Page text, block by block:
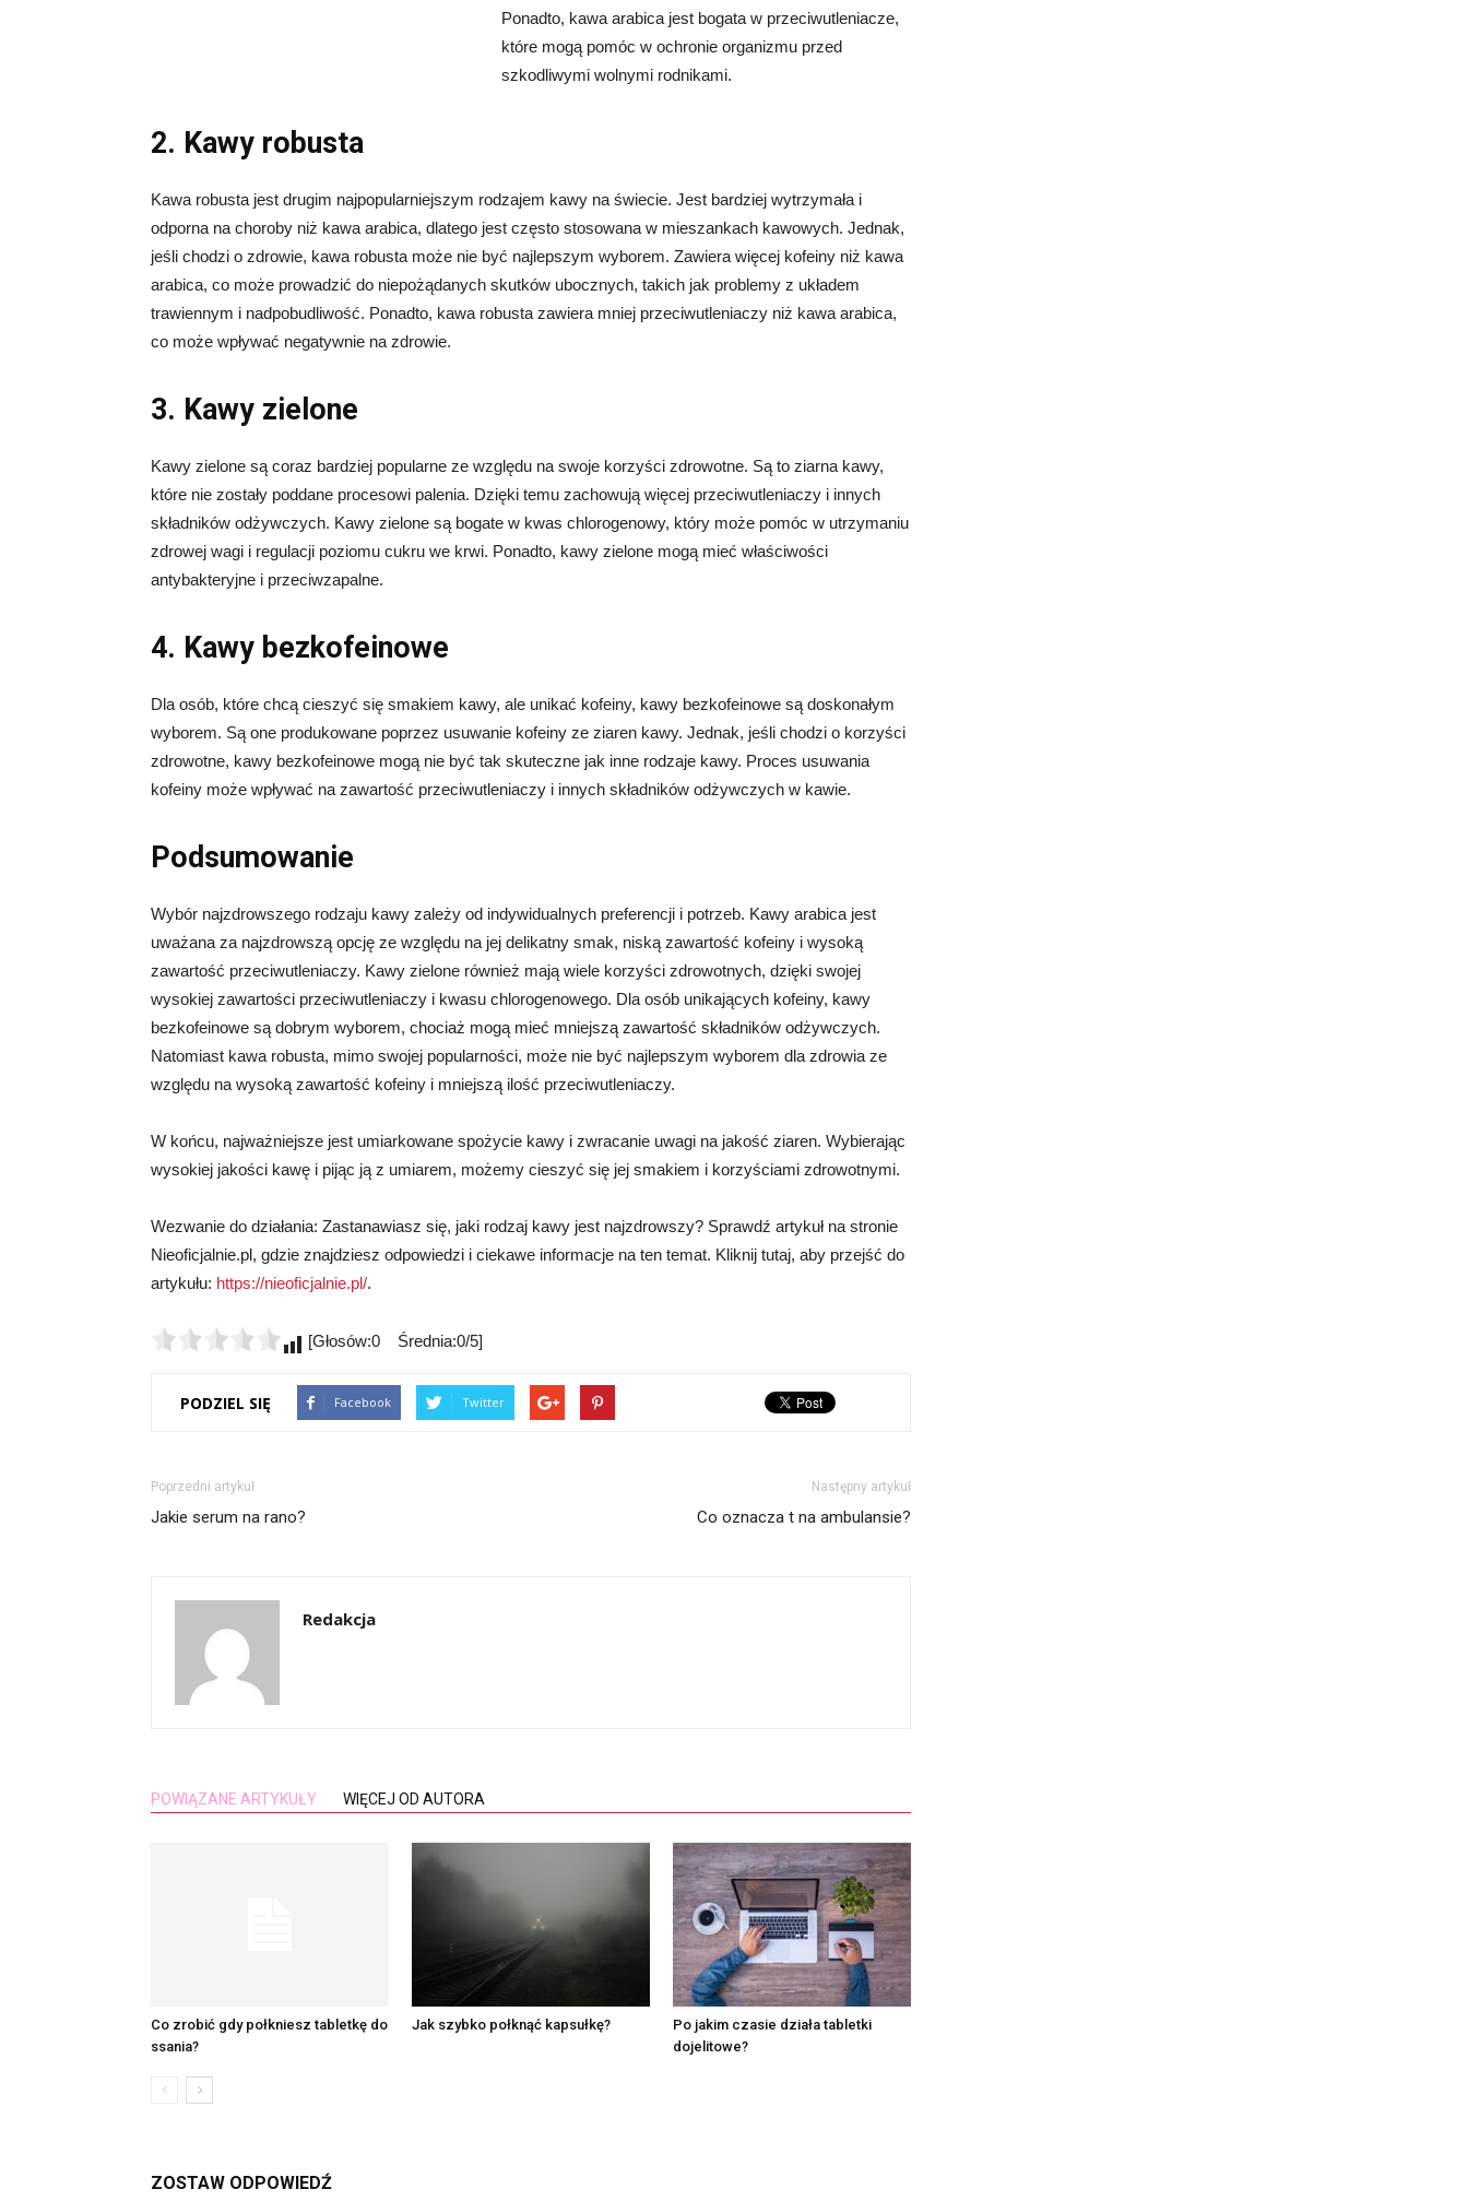
Ponadto, kawa arabica jest bogata w przeciwutleniacze,
które mogą pomóc w ochronie organizmu przed
szkodliwymi wolnymi rodnikami.
2. Kawy robusta
Kawa robusta jest drugim najpopularniejszym rodzajem kawy na świecie. Jest bardziej wytrzymała i
odporna na choroby niż kawa arabica, dlatego jest często stosowana w mieszankach kawowych. Jednak,
jeśli chodzi o zdrowie, kawa robusta może nie być najlepszym wyborem. Zawiera więcej kofeiny niż kawa
arabica, co może prowadzić do niepożądanych skutków ubocznych, takich jak problemy z układem
trawiennym i nadpobudliwość. Ponadto, kawa robusta zawiera mniej przeciwutleniaczy niż kawa arabica,
co może wpływać negatywnie na zdrowie.
3. Kawy zielone
Kawy zielone są coraz bardziej popularne ze względu na swoje korzyści zdrowotne. Są to ziarna kawy,
które nie zostały poddane procesowi palenia. Dzięki temu zachowują więcej przeciwutleniaczy i innych
składników odżywczych. Kawy zielone są bogate w kwas chlorogenowy, który może pomóc w utrzymaniu
zdrowej wagi i regulacji poziomu cukru we krwi. Ponadto, kawy zielone mogą mieć właściwości
antybakteryjne i przeciwzapalne.
4. Kawy bezkofeinowe
Dla osób, które chcą cieszyć się smakiem kawy, ale unikać kofeiny, kawy bezkofeinowe są doskonałym
wyborem. Są one produkowane poprzez usuwanie kofeiny ze ziaren kawy. Jednak, jeśli chodzi o korzyści
zdrowotne, kawy bezkofeinowe mogą nie być tak skuteczne jak inne rodzaje kawy. Proces usuwania
kofeiny może wpływać na zawartość przeciwutleniaczy i innych składników odżywczych w kawie.
Podsumowanie
Wybór najzdrowszego rodzaju kawy zależy od indywidualnych preferencji i potrzeb. Kawy arabica jest
uważana za najzdrowszą opcję ze względu na jej delikatny smak, niską zawartość kofeiny i wysoką
zawartość przeciwutleniaczy. Kawy zielone również mają wiele korzyści zdrowotnych, dzięki swojej
wysokiej zawartości przeciwutleniaczy i kwasu chlorogenowego. Dla osób unikających kofeiny, kawy
bezkofeinowe są dobrym wyborem, chociaż mogą mieć mniejszą zawartość składników odżywczych.
Natomiast kawa robusta, mimo swojej popularności, może nie być najlepszym wyborem dla zdrowia ze
względu na wysoką zawartość kofeiny i mniejszą ilość przeciwutleniaczy.
W końcu, najważniejsze jest umiarkowane spożycie kawy i zwracanie uwagi na jakość ziaren. Wybierając
wysokiej jakości kawę i pijąc ją z umiarem, możemy cieszyć się jej smakiem i korzyściami zdrowotnymi.
Wezwanie do działania: Zastanawiasz się, jaki rodzaj kawy jest najzdrowszy? Sprawdź artykuł na stronie
Nieoficjalnie.pl, gdzie znajdziesz odpowiedzi i ciekawe informacje na ten temat. Kliknij tutaj, aby przejść do
artykułu: https://nieoficjalnie.pl/.
[Głosów:0 Średnia:0/5]
PODZIEL SIĘ Facebook Twitter
Poprzedni artykuł
Jakie serum na rano?
Następny artykuł
Co oznacza t na ambulansie?
Redakcja
POWIĄZANE ARTYKUŁY WIĘCEJ OD AUTORA
Co zrobić gdy połkniesz tabletkę do
ssania?
Jak szybko połknąć kapsułkę?
Po jakim czasie działa tabletki
dojelitowe?
ZOSTAW ODPOWIEDŹ